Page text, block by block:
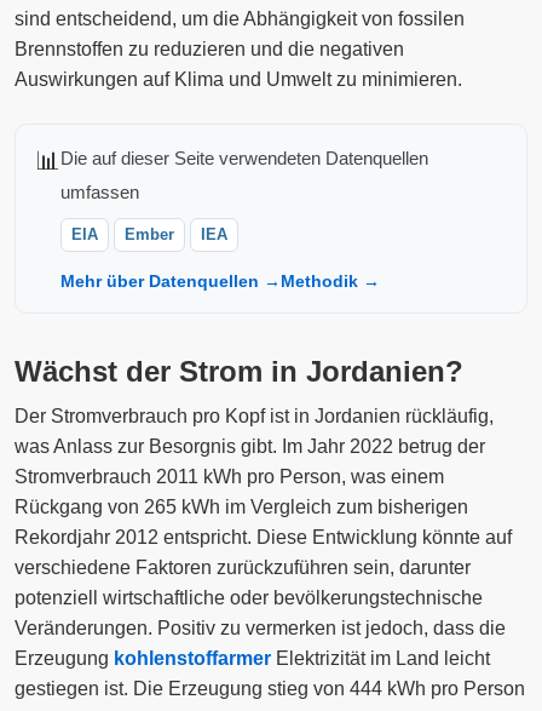
sind entscheidend, um die Abhängigkeit von fossilen
Brennstoffen zu reduzieren und die negativen
Auswirkungen auf Klima und Umwelt zu minimieren.
📊 Die auf dieser Seite verwendeten Datenquellen
umfassen
EIA Ember IEA
Mehr über Datenquellen → Methodik →
Wächst der Strom in Jordanien?
Der Stromverbrauch pro Kopf ist in Jordanien rückläufig,
was Anlass zur Besorgnis gibt. Im Jahr 2022 betrug der
Stromverbrauch 2011 kWh pro Person, was einem
Rückgang von 265 kWh im Vergleich zum bisherigen
Rekordjahr 2012 entspricht. Diese Entwicklung könnte auf
verschiedene Faktoren zurückzuführen sein, darunter
potenziell wirtschaftliche oder bevölkerungstechnische
Veränderungen. Positiv zu vermerken ist jedoch, dass die
Erzeugung kohlenstoffarmer Elektrizität im Land leicht
gestiegen ist. Die Erzeugung stieg von 444 kWh pro Person